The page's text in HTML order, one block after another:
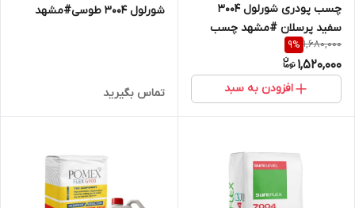
چسب پودری شورلول 3004
سفید پرسلان #مشهد چسب
1,680,000
9%
1,520,000
افزودن به سبد
شورلول 3004 طوسی#مشهد
تماس بگیرید